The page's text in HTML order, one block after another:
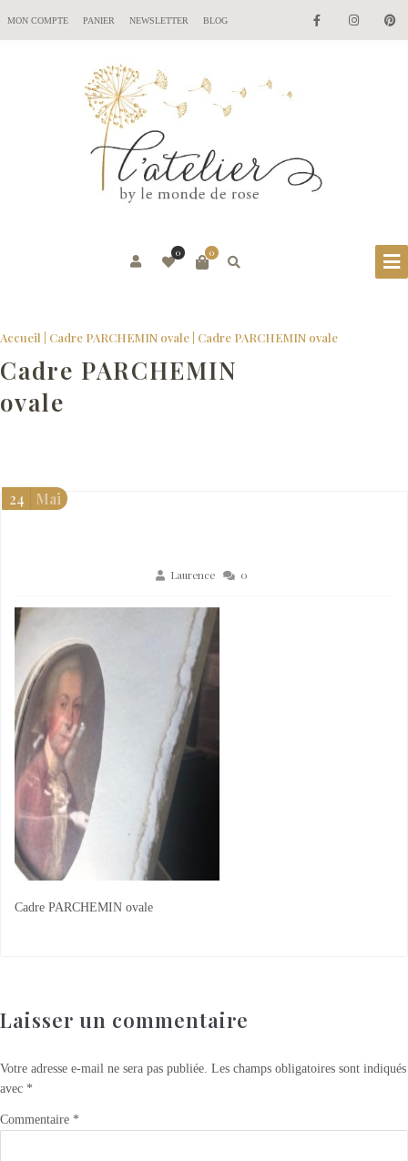
MON COMPTE PANIER NEWSLETTER BLOG
0
0
Accueil Cadre PARCHEMIN ovale Cadre PARCHEMIN ovale
Cadre PARCHEMIN
ovale
Laurence 0
24 Mai
Cadre PARCHEMIN ovale
Laisser un commentaire
Votre adresse e-mail ne sera pas publiée. Les champs obligatoires sont indiqués
avec *
Commentaire *